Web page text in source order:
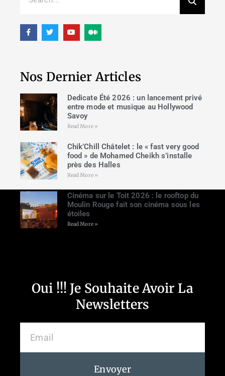
Nos Dernier Articles
Dedicate Été 2026 : un lancement privé
entre mode et musique au Hollywood
Savoy
Read More »
Chik’Chill Châtelet : le « fast very good
food » de Mohamed Cheikh s’installe
près des Halles
Read More »
Cinéma sur le Toit 2026 : le rooftop du
Moulin Rouge fait son cinéma sous les
étoiles
Read More »
Oui !!! Je Souhaite Avoir La
Newsletters
Envoyer